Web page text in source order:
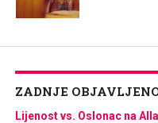
ZADNJE
Lijenost vs. Oslonac na